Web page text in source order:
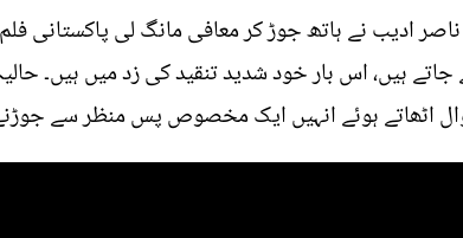
ناصر ادیب نے ہاتھ جوڑ کر معافی مانگ لی
ہیں، اس بار خود شدید تنقید کی زد میں ہیں۔
اٹھاتے ہوئے انہیں ایک مخصوص پس منظر سے